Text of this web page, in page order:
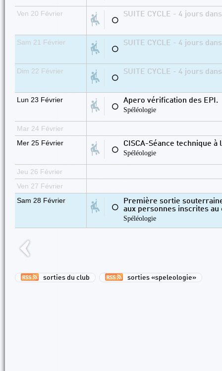
Ven 20 Février
⚪
SUITE CYCLE - 4 jours
Sam 21 Février
⚪
SUITE CYCLE - 4 jours
Dim 22 Février
⚪
SUITE CYCLE - 4 jours
Lun 23 Février
⚪
Apero vérification des EPI.
Spéléologie
Mar 24 Février
Mer 25 Février
⚪
CISCA-Séance technique à
Spéléologie
Jeu 26 Février
Ven 27 Février
Sam 28 Février
⚪
Première sortie
aux personnes inscrites au
Spéléologie
sorties du club sorties «speleologie»